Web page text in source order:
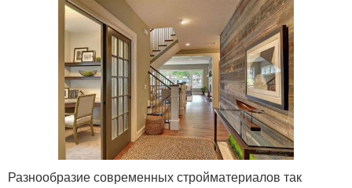
Разнообразие современных стройматериалов так